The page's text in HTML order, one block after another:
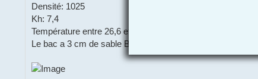
Densité: 1025
Kh: 7,4
Température entre 26,6 et 27,7 (refroidi par ventillos
Le bac a 3 cm de sable Bora Bora (très fin)